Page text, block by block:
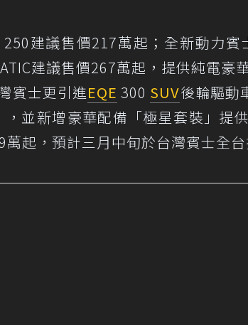
建議售價217萬起；全新動力賓
建議售價267萬起，提供純電豪
賓士更引進EQE 300 SUV後輪驅動
，並新增豪華配備「極星套裝」提
起，預計三月中旬於台灣賓士全